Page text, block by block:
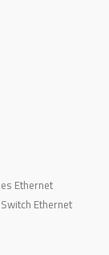
Ethernet
Ethernet